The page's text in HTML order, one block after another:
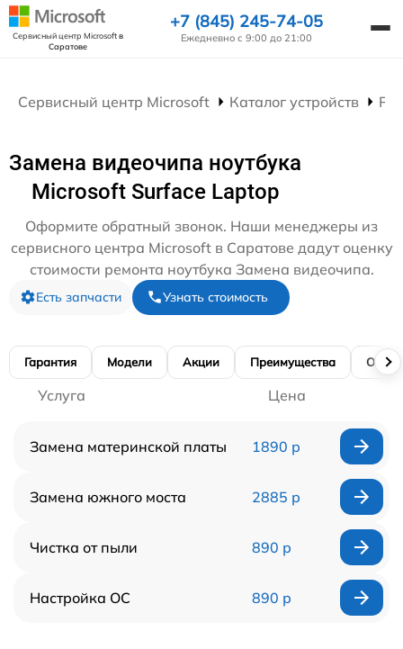
Сервисный центр Microsoftв
Саратове
+7 (845) 245-74-05
Ежедневно с 9:00 до 21:00
Сервисный центр Microsoft Каталог устройств
Замена видеочипа ноутбука
Microsoft Surface Laptop
Оформите обратный звонок. Наши менеджеры из
сервисного центра Microsoft в Саратове дадут оценку
стоимости ремонта ноутбука Замена видеочипа.
Есть запчасти Узнать стоимость
Гарантия Модели Акции Преимущества
Услуга Цена
Замена материнской платы 1890 р
Замена южного моста 2885 р
Чистка от пыли 890 р
Настройка ОС 890 р